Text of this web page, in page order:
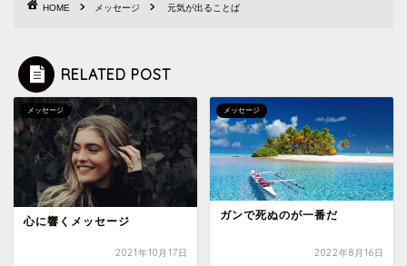
HOME メッセージ 元気が出ることば
RELATED POST
メッセージ
心に響くメッセージ
2021年10月17日
メッセージ
ガンで死ぬのが一番だ
2022年8月16日